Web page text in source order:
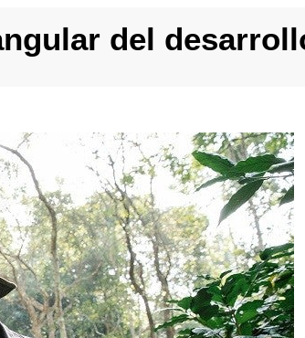
del